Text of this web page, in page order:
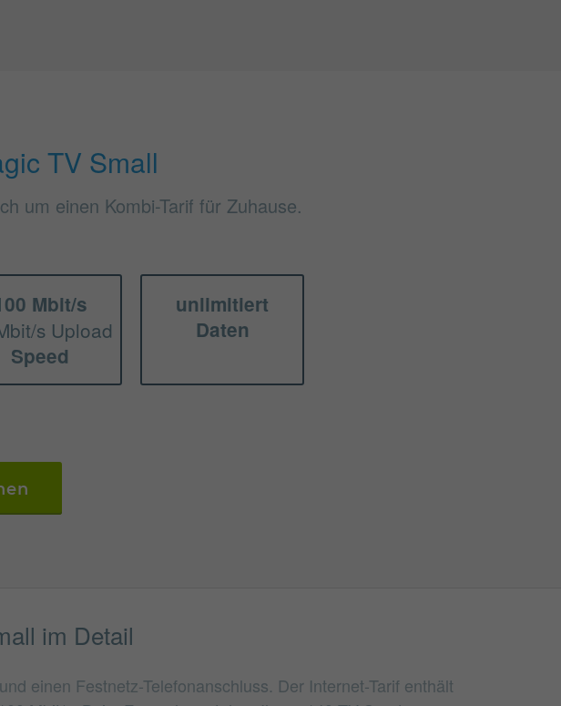
TV Small
um einen Kombi-Tarif für Zuhause.
Mbit/s
s Upload
Speed
unlimitiert
Daten
im Detail
einen Festnetz-Telefonanschluss. Der Internet-Tarif enthält